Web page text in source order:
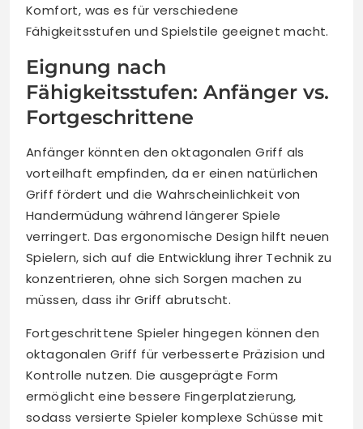
Komfort, was es für verschiedene
Fähigkeitsstufen und Spielstile geeignet macht.
Eignung nach
Fähigkeitsstufen: Anfänger vs.
Fortgeschrittene
Anfänger könnten den oktagonalen Griff als
vorteilhaft empfinden, da er einen natürlichen
Griff fördert und die Wahrscheinlichkeit von
Handermüdung während längerer Spiele
verringert. Das ergonomische Design hilft neuen
Spielern, sich auf die Entwicklung ihrer Technik zu
konzentrieren, ohne sich Sorgen machen zu
müssen, dass ihr Griff abrutscht.
Fortgeschrittene Spieler hingegen können den
oktagonalen Griff für verbesserte Präzision und
Kontrolle nutzen. Die ausgeprägte Form
ermöglicht eine bessere Fingerplatzierung,
sodass versierte Spieler komplexe Schüsse mit